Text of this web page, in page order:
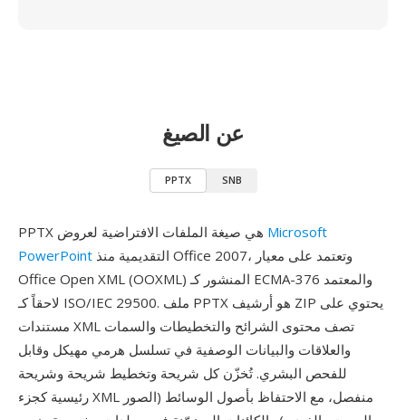
عن الصيغ
PPTX SNB
Microsoft
PowerPoint
Office Open XML (OOXML) المنشور كـ ECMA-376 والمعتمد
لاحقاً كـ ISO/IEC 29500. ملف PPTX هو أرشيف ZIP يحتوي على
مستندات XML تصف محتوى الشرائح والتخطيطات والسمات
والعلاقات والبيانات الوصفية في تسلسل هرمي مهيكل وقابل
للفحص البشري. تُخزّن كل شريحة وتخطيط شريحة وشريحة
رئيسية كجزء XML منفصل، مع الاحتفاظ بأصول الوسائط (الصور